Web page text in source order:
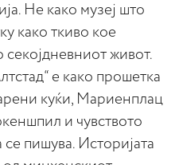
Не како музеј што
како ткиво кое
живот.
е како прошетка
куќи, Мариенплац
и чувството
пишува. Историјата